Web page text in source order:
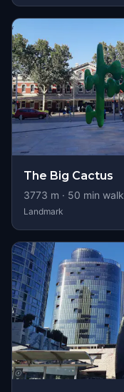
The Big Cactus
3773 m · 50 min walk
Landmark